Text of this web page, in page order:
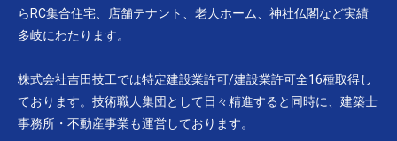
らRC集合住宅、店舗テナント、老人ホーム、神社仏閣など実績
多岐にわたります。
株式会社吉田技工では特定建設業許可/建設業許可全16種取得し
ております。技術職人集団として日々精進すると同時に、建築士
事務所・不動産事業も運営しております。